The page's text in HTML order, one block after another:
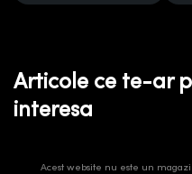
Articole ce te-ar
interesa
Acest website nu este un